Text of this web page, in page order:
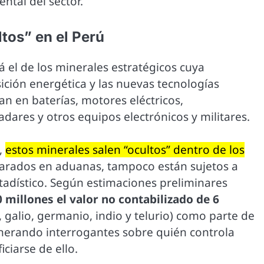
en el Perú
el de los minerales estratégicos cuya
energética y las nuevas tecnologías
en baterías, motores eléctricos,
y otros equipos electrónicos y militares.
estos minerales salen “ocultos” dentro de los
en aduanas, tampoco están sujetos a
Según estimaciones preliminares
millones el valor no contabilizado de 6
germanio, indio y telurio) como parte de
interrogantes sobre quién controla
de ello.